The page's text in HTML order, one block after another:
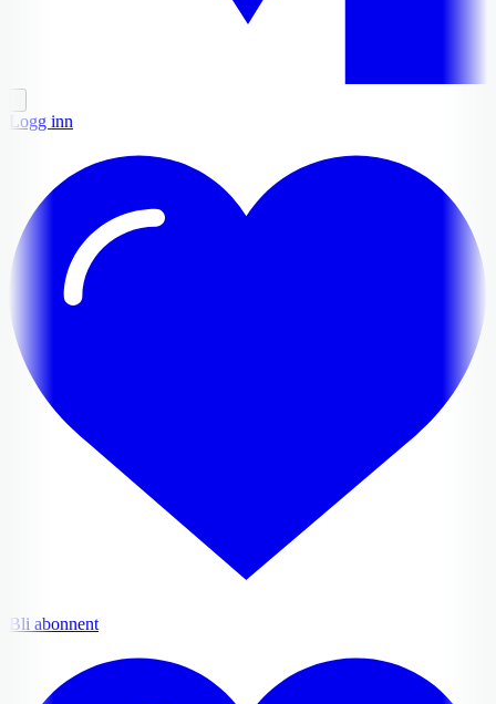
Logg inn
Bli abonnent